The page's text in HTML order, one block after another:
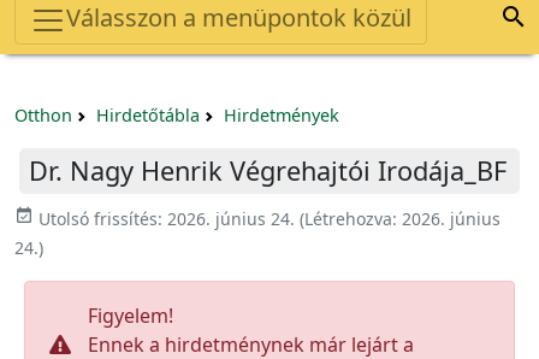
Válasszon a menüpontok közül 
Otthon Hirdetőtábla Hirdetmények
Dr. Nagy Henrik Végrehajtói Irodája_BF
event_available Utolsó frissítés: 2026. június 24. (Létrehozva: 2026. június
24.)
Figyelem!
Ennek a hirdetménynek már lejárt a